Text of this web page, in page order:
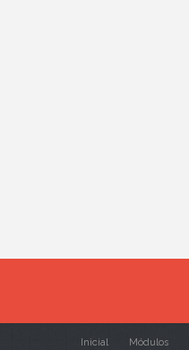
Inicial Módulos